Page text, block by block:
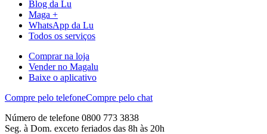
Blog da Lu
Maga +
WhatsApp da Lu
Todos os serviços
Comprar na loja
Vender no Magalu
Baixe o aplicativo
Compre pelo telefoneCompre pelo chat
Número de telefone 0800 773 3838
Seg. à Dom. exceto feriados das 8h às 20h